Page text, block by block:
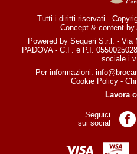
Tutti i diritti riservati -
Concept & content by
Powered by Sequeri S.r.l. -
PADOVA - C.F. e P.I.
sociale
Per informazioni:
Cookie Policy -
Lavora
Seguici
sui social